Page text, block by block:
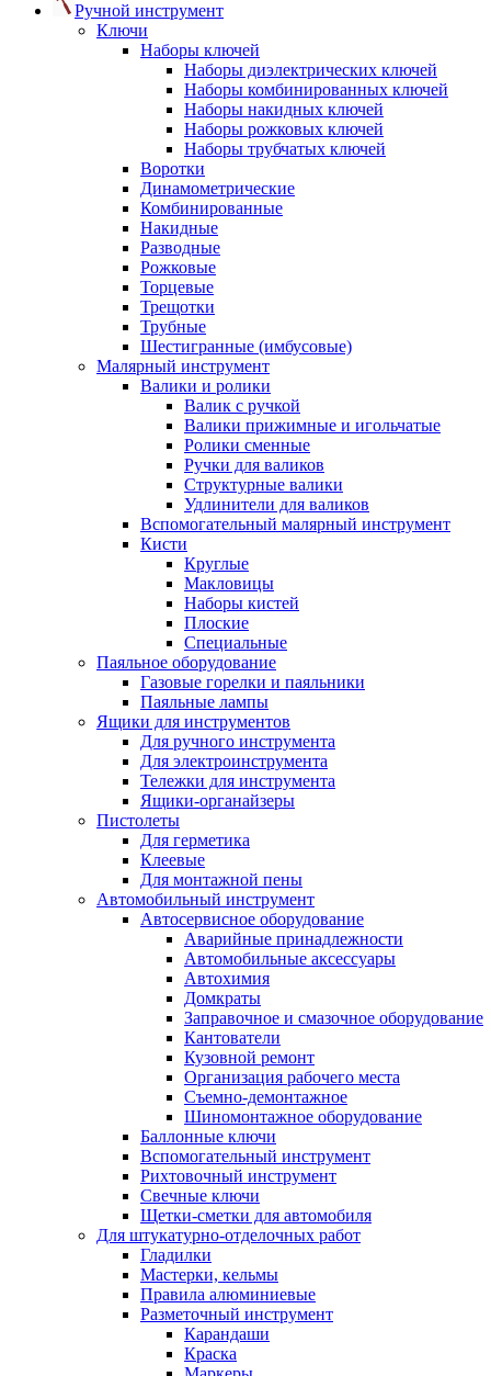
Ручной инструмент
Ключи
Наборы ключей
Наборы диэлектрических ключей
Наборы комбинированных ключей
Наборы накидных ключей
Наборы рожковых ключей
Наборы трубчатых ключей
Воротки
Динамометрические
Комбинированные
Накидные
Разводные
Рожковые
Торцевые
Трещотки
Трубные
Шестигранные (имбусовые)
Малярный инструмент
Валики и ролики
Валик с ручкой
Валики прижимные и игольчатые
Ролики сменные
Ручки для валиков
Структурные валики
Удлинители для валиков
Вспомогательный малярный инструмент
Кисти
Круглые
Макловицы
Наборы кистей
Плоские
Специальные
Паяльное оборудование
Газовые горелки и паяльники
Паяльные лампы
Ящики для инструментов
Для ручного инструмента
Для электроинструмента
Тележки для инструмента
Ящики-органайзеры
Пистолеты
Для герметика
Клеевые
Для монтажной пены
Автомобильный инструмент
Автосервисное оборудование
Аварийные принадлежности
Автомобильные аксессуары
Автохимия
Домкраты
Заправочное и смазочное оборудование
Кантователи
Кузовной ремонт
Организация рабочего места
Съемно-демонтажное
Шиномонтажное оборудование
Баллонные ключи
Вспомогательный инструмент
Рихтовочный инструмент
Свечные ключи
Щетки-сметки для автомобиля
Для штукатурно-отделочных работ
Гладилки
Мастерки, кельмы
Правила алюминиевые
Разметочный инструмент
Карандаши
Краска